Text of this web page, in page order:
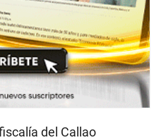
del Callao